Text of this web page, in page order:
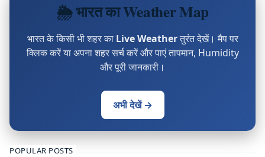
🌦 भारत का Weather Map
भारत के किसी भी शहर का Live Weatherतुरंत देखें। मैप पर
क्लिक करें या अपना शहर सर्च करें और पाएं तापमान, Humidity
और पूरी जानकारी।
अभी देखें →
POPULAR POSTS